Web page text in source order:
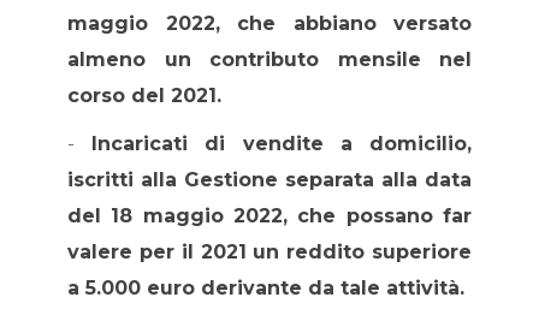
maggio 2022, che abbiano versato
almeno un contributo mensile nel
corso del 2021.
- Incaricati di vendite a domicilio,
iscritti alla Gestione separata alla data
del 18 maggio 2022, che possano far
valere per il 2021 un reddito superiore
a 5.000 euro derivante da tale attività.